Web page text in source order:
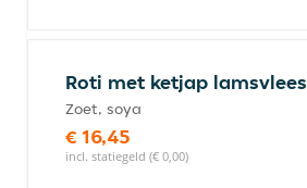
Roti met ketjap lamsvlees
Zoet, soya
€ 16,45
incl. statiegeld (€ 0,00)